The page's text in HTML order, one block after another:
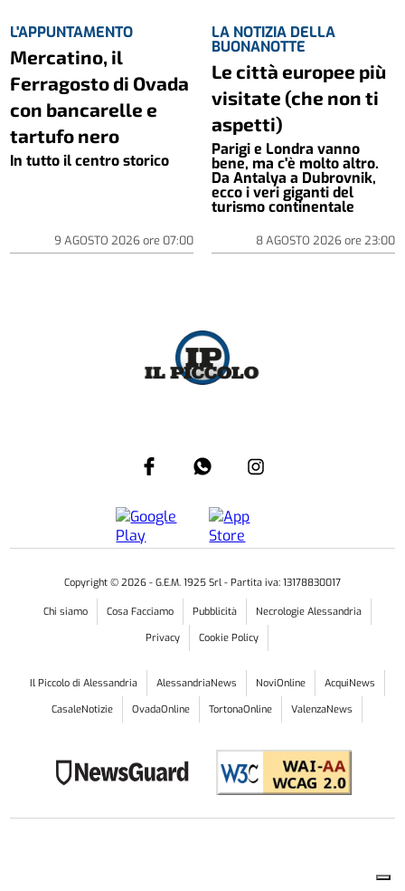
L'APPUNTAMENTO
Mercatino, il
Ferragosto di Ovada
con bancarelle e
tartufo nero
In tutto il centro storico
9 AGOSTO 2026ore 07:00
LA NOTIZIA DELLA
BUONANOTTE
Le città europee più
visitate (che non ti
aspetti)
Parigi e Londra vanno
bene, ma c'è molto altro.
Da Antalya a Dubrovnik,
ecco i veri giganti del
turismo continentale
8 AGOSTO 2026ore 23:00
Copyright © 2026 - G.E.M. 1925 Srl - Partita iva: 13178830017
Chi siamo Cosa Facciamo Pubblicità
Necrologie Alessandria
Privacy
Cookie Policy
Il Piccolo di Alessandria AlessandriaNews NoviOnline
AcquiNews
CasaleNotizie
OvadaOnline TortonaOnline ValenzaNews